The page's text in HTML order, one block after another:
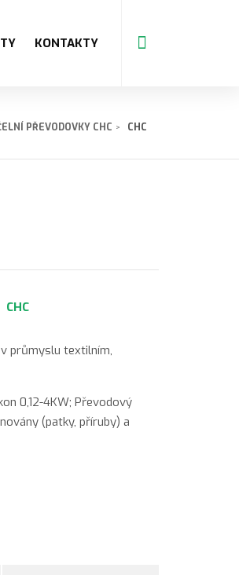
KONTAKTY
PŘEVODOVKY CHC CHC
průmyslu textilním,
0,12-4KW; Převodový
(patky, příruby) a